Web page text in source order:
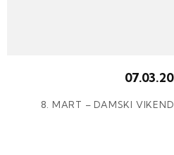
8. MART – DAMSKI